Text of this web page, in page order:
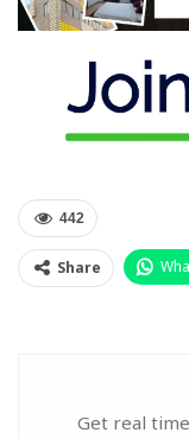
442
Share
Get real